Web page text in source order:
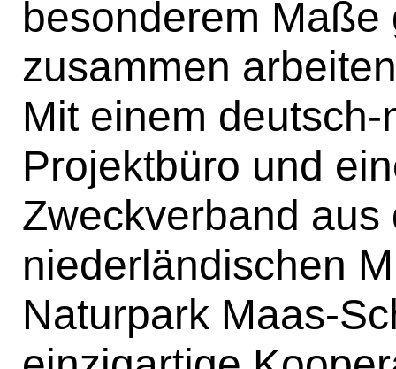
besonderem
zusammen
Mit einem
Projektbüro und
Zweckverband
niederländischen
Naturpark Maas-